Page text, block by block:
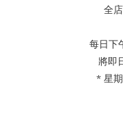
全
每日下
將即
* 星